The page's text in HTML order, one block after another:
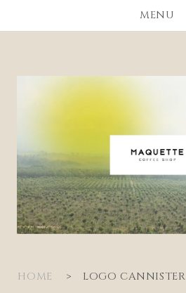
MENU
HOME > LOGO CANNISTER